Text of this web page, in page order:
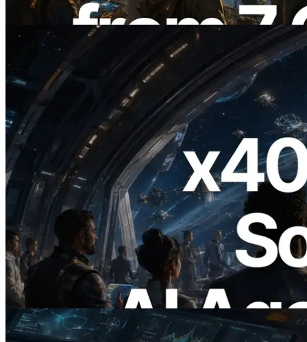
Leer este artículo
2026.07.04
ERPC lanza Solana RPC compatible con
x402 — La era en la que los agentes de IA
pagan bajo demanda por las API que
necesitan
Leer este artículo